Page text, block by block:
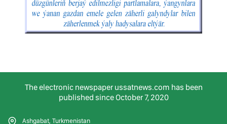
The electronic newspaper ussatnews.com has been
published since October 7, 2020
Ashgabat, Turkmenistan